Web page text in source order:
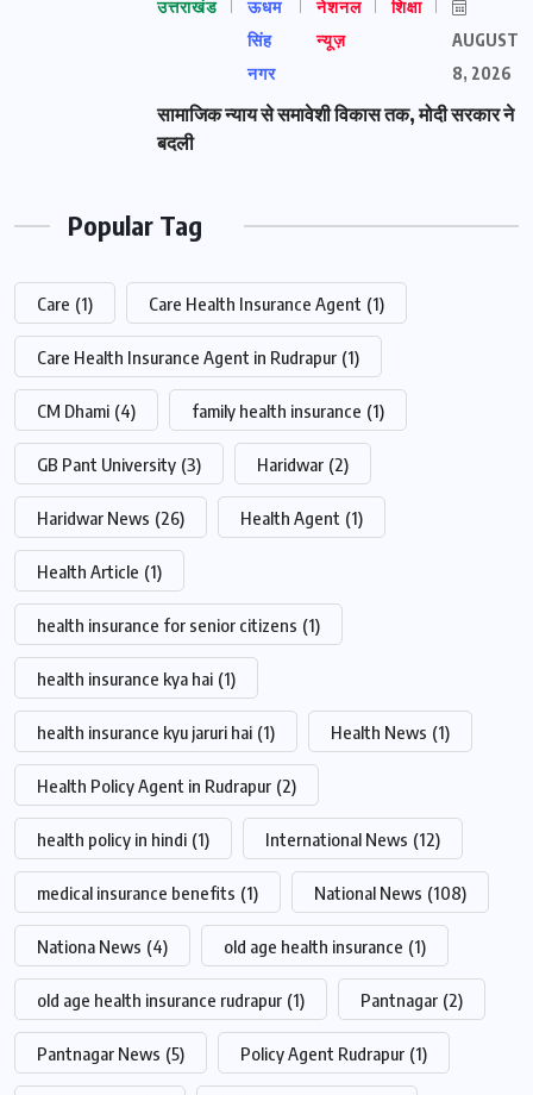
उत्तराखंड
ऊधम
सिंह
नगर
नेशनल
न्यूज़
शिक्षा
AUGUST
8, 2026
सामाजिक न्याय से समावेशी विकास तक, मोदी सरकार ने
बदली
Popular Tag
Care (1) Care Health Insurance Agent (1)
Care Health Insurance Agent in Rudrapur (1)
CM Dhami (4) family health insurance (1)
GB Pant University (3) Haridwar (2)
Haridwar News (26) Health Agent (1)
Health Article (1)
health insurance for senior citizens (1)
health insurance kya hai (1)
health insurance kyu jaruri hai (1) Health News (1)
Health Policy Agent in Rudrapur (2)
health policy in hindi (1) International News (12)
medical insurance benefits (1) National News (108)
Nationa News (4) old age health insurance (1)
old age health insurance rudrapur (1) Pantnagar (2)
Pantnagar News (5) Policy Agent Rudrapur (1)